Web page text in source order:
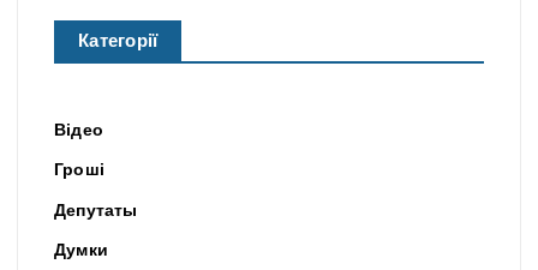
Категорії
Відео
Гроші
Депутаты
Думки